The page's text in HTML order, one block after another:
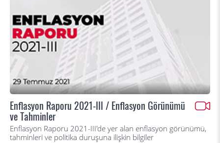
Enflasyon Raporu 2021-III / Enflasyon Görünümü
ve Tahminler
Enflasyon Raporu 2021-III'de yer alan enflasyon görünümü,
tahminleri ve politika duruşuna ilişkin bilgiler